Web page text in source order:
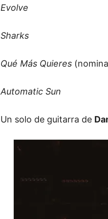
Evolve
Sharks
Qué Más Quieres
Automatic Sun
Un solo de guitarra de